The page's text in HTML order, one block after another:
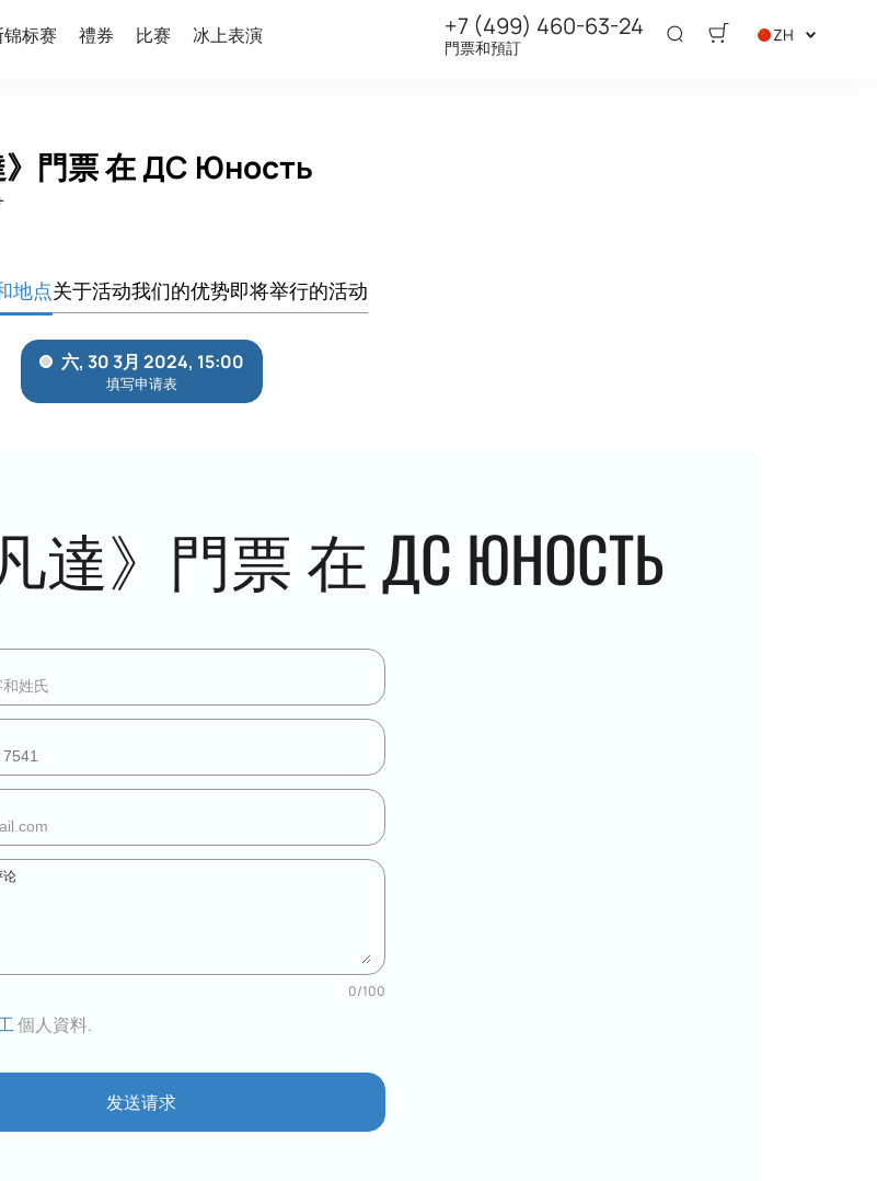
标赛 禮券 比赛 冰上表演 +7 (499) 460-63-24
門票和預訂
ZH
》門票 在 ДС Юность
地点关于活动我们的优势即将举行的活动
達》門票 在 ДС ЮНОСТЬ
论
0/100
個人資料.
发送请求